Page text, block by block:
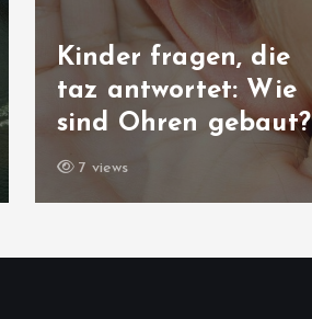
Kinder fragen, die
taz antwortet: Wie
sind Ohren gebaut?
7 views